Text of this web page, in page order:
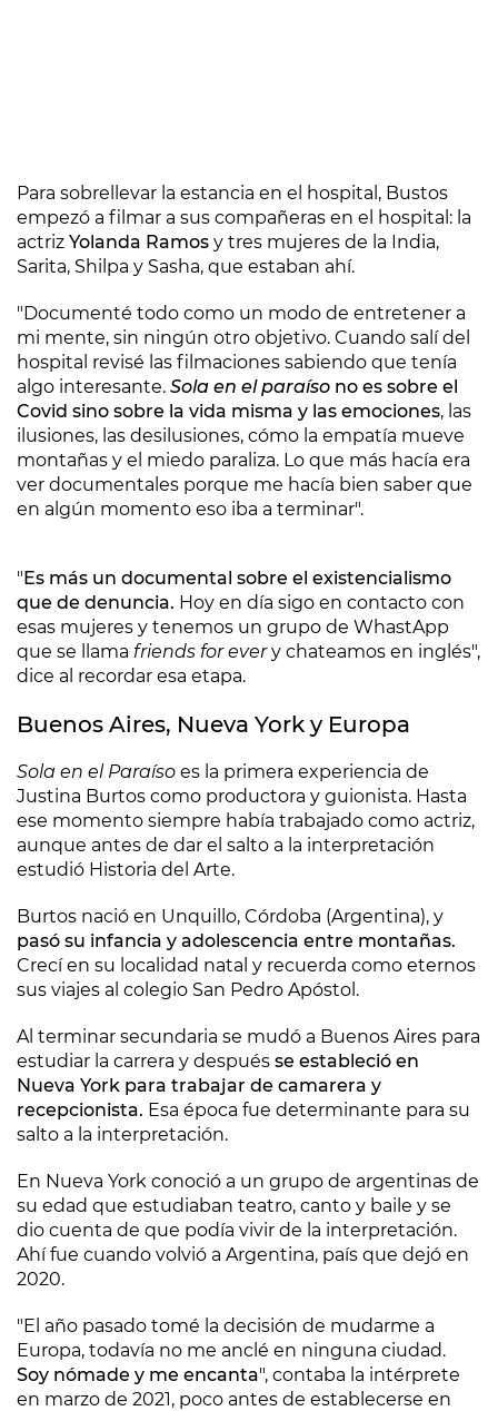
Para sobrellevar la estancia en el hospital, Bustos
empezó a filmar a sus compañeras en el hospital: la
actriz Yolanda Ramos y tres mujeres de la India,
Sarita, Shilpa y Sasha, que estaban ahí.
"Documenté todo como un modo de entretener a
mi mente, sin ningún otro objetivo. Cuando salí del
hospital revisé las filmaciones sabiendo que tenía
algo interesante. Sola en el paraíso no es sobre el
Covid sino sobre la vida misma y las emociones, las
ilusiones, las desilusiones, cómo la empatía mueve
montañas y el miedo paraliza. Lo que más hacía era
ver documentales porque me hacía bien saber que
en algún momento eso iba a terminar".
"Es más un documental sobre el existencialismo
que de denuncia. Hoy en día sigo en contacto con
esas mujeres y tenemos un grupo de WhastApp
que se llama friends for every chateamos en inglés",
dice al recordar esa etapa.
Buenos Aires, Nueva York y Europa
Sola en el Paraíso es la primera experiencia de
Justina Burtos como productora y guionista. Hasta
ese momento siempre había trabajado como actriz,
aunque antes de dar el salto a la interpretación
estudió Historia del Arte.
Burtos nació en Unquillo, Córdoba (Argentina), y
pasó su infancia y adolescencia entre montañas.
Crecí en su localidad natal y recuerda como eternos
sus viajes al colegio San Pedro Apóstol.
Al terminar secundaria se mudó a Buenos Aires para
estudiar la carrera y después se estableció en
Nueva York para trabajar de camarera y
recepcionista. Esa época fue determinante para su
salto a la interpretación.
En Nueva York conoció a un grupo de argentinas de
su edad que estudiaban teatro, canto y baile y se
dio cuenta de que podía vivir de la interpretación.
Ahí fue cuando volvió a Argentina, país que dejó en
2020.
"El año pasado tomé la decisión de mudarme a
Europa, todavía no me anclé en ninguna ciudad.
Soy nómade y me encanta", contaba la intérprete
en marzo de 2021, poco antes de establecerse en